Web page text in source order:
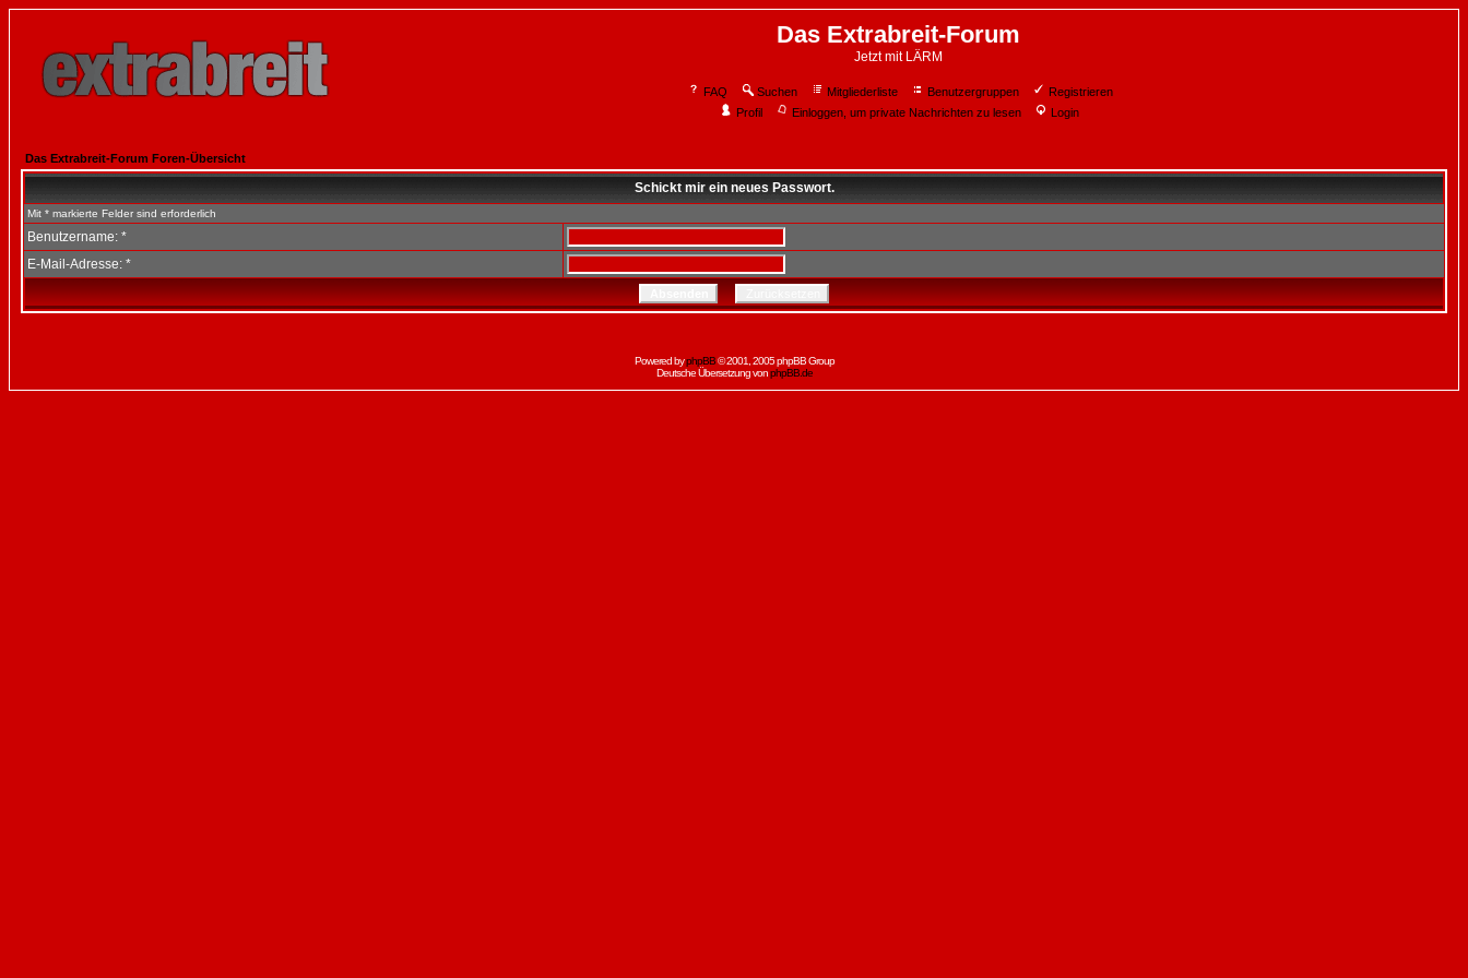
Das Extrabreit-Forum
Jetzt mit LÄRM
FAQ Suchen Mitgliederliste Benutzergruppen
Registrieren
Profil
Einloggen, um private Nachrichten zu lesen Login
Das Extrabreit-Forum Foren-Übersicht
Schickt mir ein neues Passwort.
Mit * markierte Felder sind erforderlich
Benutzername: *
E-Mail-Adresse: *
Powered byphpBB© 2001, 2005 phpBB Group
Deutsche Übersetzung vonphpBB.de